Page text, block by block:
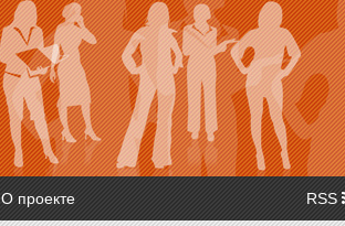
О проекте RSS